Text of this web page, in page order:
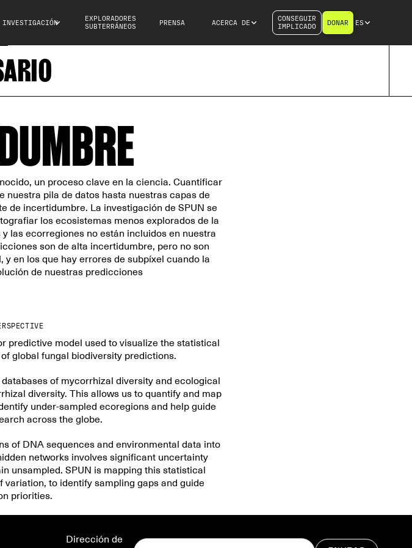
INVESTIGACIÓN
EXPLORADORES
SUBTERRÁNEOS
PRENSA ACERCA DE
CONSEGUIR
IMPLICADO
DONAR ES
un proceso clave en la ciencia. Cuantificar
nuestra pila de datos hasta nuestras capas de
de incertidumbre. La investigación de SPUN se
los ecosistemas menos explorados de la
las ecorregiones no están incluidos en nuestra
son de alta incertidumbre, pero no son
en los que hay errores de subpíxel cuando la
de nuestras predicciones
predictive model used to visualize the statistical
global fungal biodiversity predictions.
of mycorrhizal diversity and ecological
diversity. This allows us to quantify and map
under-sampled ecoregions and help guide
across the globe.
of DNA sequences and environmental data into
networks involves significant uncertainty
unsampled. SPUN is mapping this statistical
to identify sampling gaps and guide
priorities.
Dirección de